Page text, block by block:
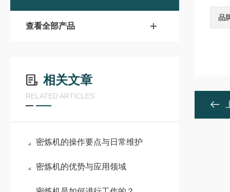
查看全部产品
相关文章
RELATED ARTICLES
密炼机的操作要点与日常维护
密炼机的优势与应用领域
品